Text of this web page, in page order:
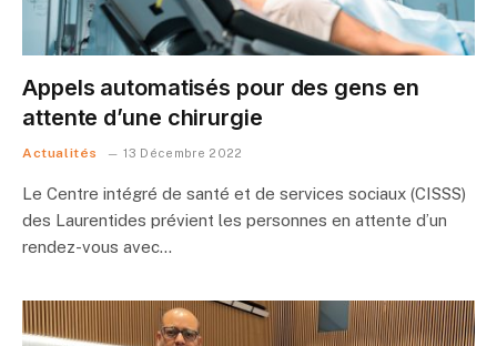
Appels automatisés pour des gens en
attente d’une chirurgie
Actualités 13 Décembre 2022
Le Centre intégré de santé et de services sociaux (CISSS)
des Laurentides prévient les personnes en attente d’un
rendez-vous avec…